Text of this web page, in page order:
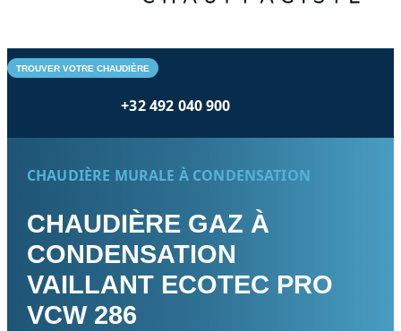
TROUVER VOTRE CHAUDIÈRE
+32 492 040 900
CHAUDIÈRE MURALE À CONDENSATION
CHAUDIÈRE GAZ À
CONDENSATION
VAILLANT ECOTEC PRO
VCW 286